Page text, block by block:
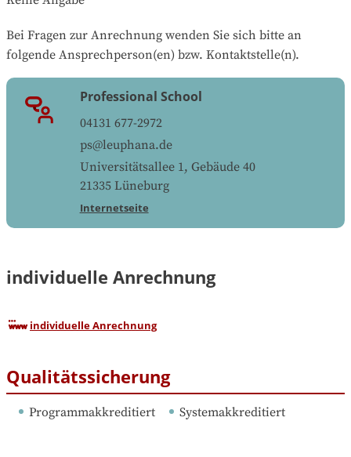
Bei Fragen zur Anrechnung wenden Sie sich bitte an
folgende Ansprechperson(en) bzw. Kontaktstelle(n).
Professional School
04131 677-2972
ps@leuphana.de
Universitätsallee 1, Gebäude 40
21335 Lüneburg
Internetseite
individuelle Anrechnung
individuelle Anrechnung
Qualitätssicherung
Programmakkreditiert Systemakkreditiert